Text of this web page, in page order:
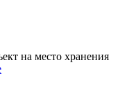
на место хранения